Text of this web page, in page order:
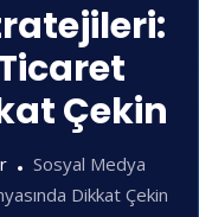
Çekin
Sosyal Medya
Dikkat Çekin